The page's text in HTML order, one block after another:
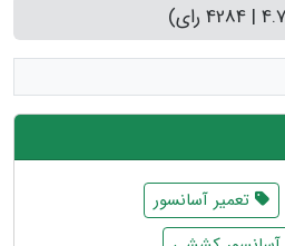
تعمیر آسانسور